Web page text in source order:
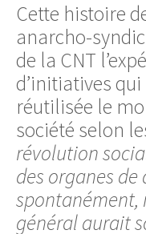
Cette histoire
anarcho-
de la CNT
d’initiatives
réutilisée le
société selon
révolution
des organes
spontanément,
général aurait